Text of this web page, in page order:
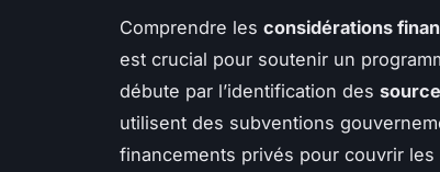
Comprendre les considérations
est crucial pour soutenir un
débute par l’identification des
utilisent des subventions
financements privés pour couvrir